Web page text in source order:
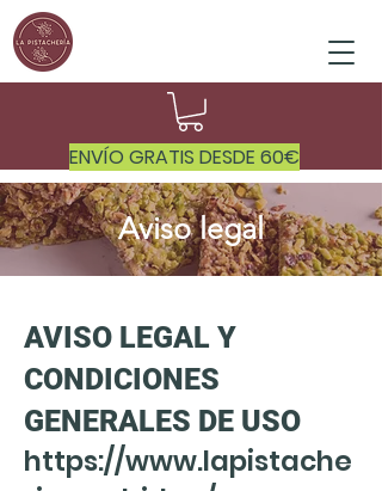
ENVÍO GRATIS DESDE 60€
Aviso legal
AVISO LEGAL Y
CONDICIONES
GENERALES DE USO
https://www.lapistache